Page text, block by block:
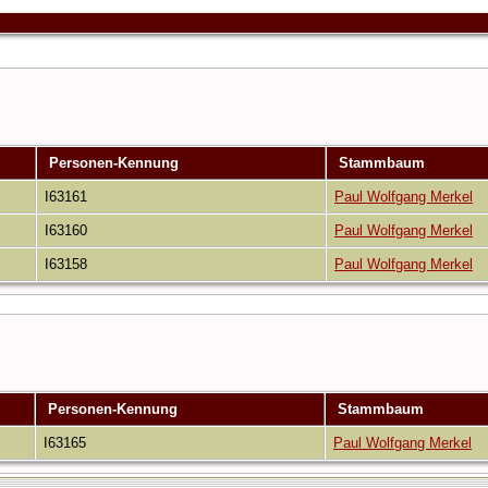
Personen-Kennung Stammbaum
I63161 Paul Wolfgang Merkel
I63160 Paul Wolfgang Merkel
I63158 Paul Wolfgang Merkel
Personen-Kennung Stammbaum
I63165 Paul Wolfgang Merkel